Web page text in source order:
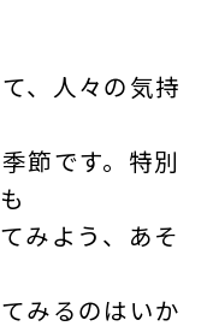
、人々の気持
節です。特別
みよう、あそ
みるのはいか